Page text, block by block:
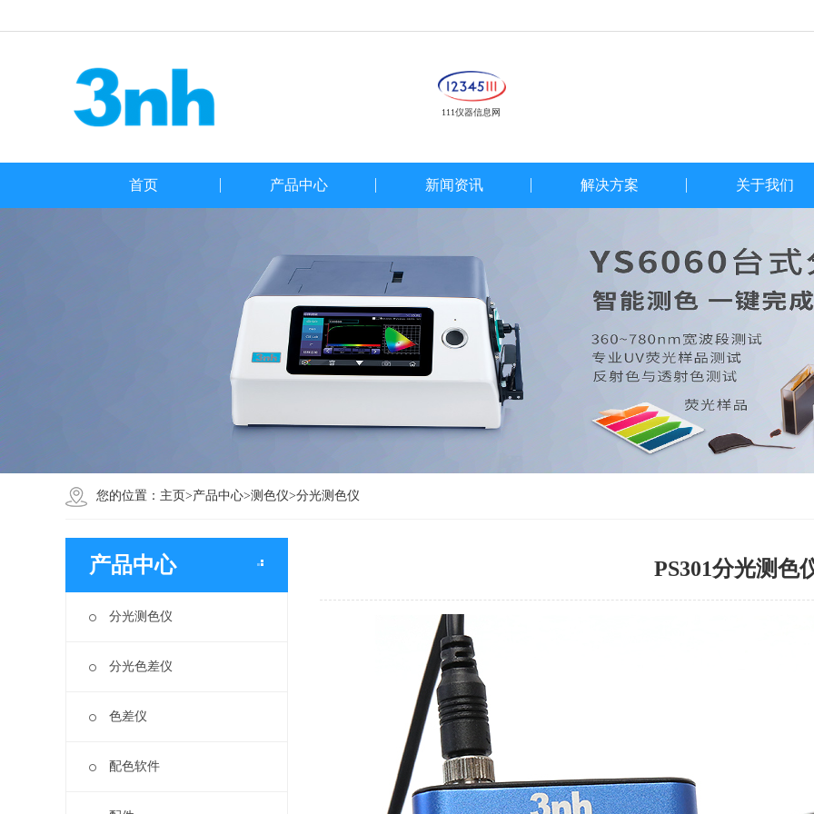
111仪器信息网
首页 产品中心 新闻资讯 解决方案 关于我们
您的位置： 主页>产品中心>测色仪>分光测色仪
产品中心
分光测色仪
分光色差仪
色差仪
配色软件
PS301分光测色